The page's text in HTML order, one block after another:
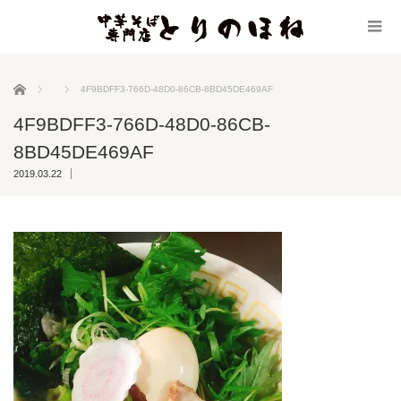
ホーム 4F9BDFF3-766D-48D0-86CB-8BD45DE469AF
4F9BDFF3-766D-48D0-86CB-
8BD45DE469AF
2019.03.22